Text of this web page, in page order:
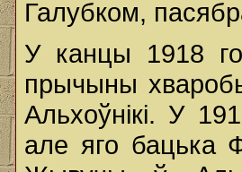
Галубком,
У канцы 1918
прычыны
Альхоўнікі. У
але яго бацька